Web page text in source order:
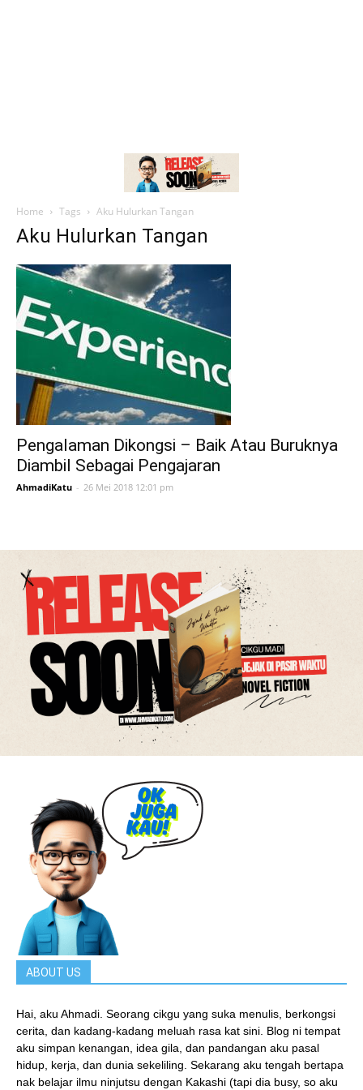
Home Tags Aku Hulurkan Tangan
Aku Hulurkan Tangan
Pengalaman Dikongsi – Baik Atau Buruknya
Diambil Sebagai Pengajaran
AhmadiKatu - 26 Mei 2018 12:01 pm
ABOUT US
Hai, aku Ahmadi. Seorang cikgu yang suka menulis, berkongsi
cerita, dan kadang-kadang meluah rasa kat sini. Blog ni tempat
aku simpan kenangan, idea gila, dan pandangan aku pasal
hidup, kerja, dan dunia sekeliling. Sekarang aku tengah bertapa
nak belajar ilmu ninjutsu dengan Kakashi (tapi dia busy, so aku